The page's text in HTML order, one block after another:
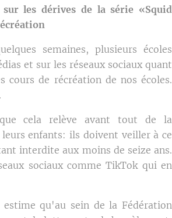
les dérives de la série «Squid
semaines, plusieurs écoles
et sur les réseaux sociaux quant
cours de récréation de nos écoles.
cela relève avant tout de la
enfants: ils doivent veiller à ce
interdite aux moins de seize ans.
sociaux comme TikTok qui en
qu'au sein de la Fédération